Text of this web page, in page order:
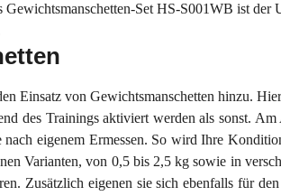
Set HS-S001WB ist
Einsatz von Gewichtsmanschetten hinzu.
des Trainings aktiviert werden als sonst.
eigenem Ermessen. So wird Ihre
Varianten, von 0,5 bis 2,5 kg sowie in
Zusätzlich eigenen sie sich ebenfalls für